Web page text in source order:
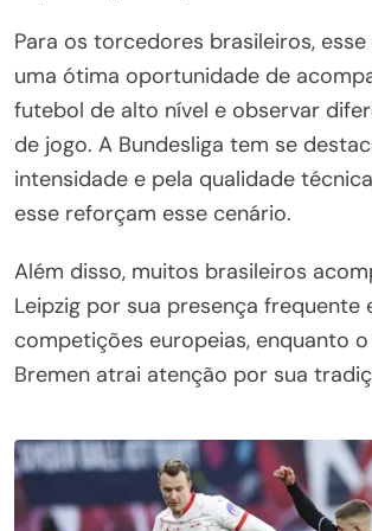
Para os torcedores brasileiros,
uma ótima oportunidade de
futebol de alto nível e observar
de jogo. A Bundesliga tem se
intensidade e pela qualidade
esse reforçam esse cenário.
Além disso, muitos brasileiros
Leipzig por sua presença frequente
competições europeias, enquanto
Bremen atrai atenção por sua